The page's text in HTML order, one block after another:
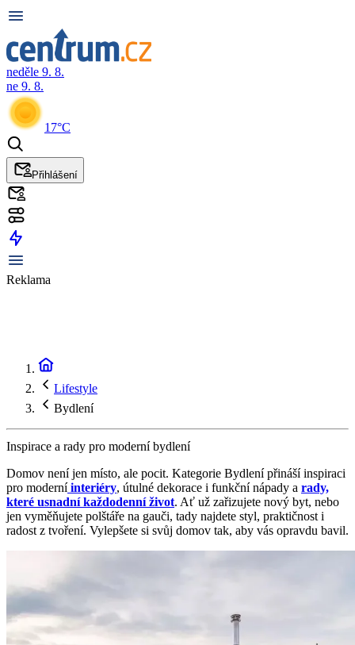
neděle 9. 8.
ne 9. 8.
17°C
Přihlášení
Reklama
Lifestyle
Bydlení
Inspirace a rady pro moderní bydlení
Domov není jen místo, ale pocit. Kategorie Bydlení přináší inspiraci
pro moderníinteriéry, útulné dekorace i funkční nápady a rady,
které usnadní každodenní život. Ať už zařizujete nový byt, nebo
jen vyměňujete polštáře na gauči, tady najdete styl, praktičnost i
radost z tvoření. Vylepšete si svůj domov tak, aby vás opravdu bavil.